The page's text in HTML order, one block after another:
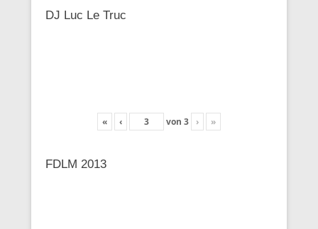
DJ Luc Le Truc
« ‹ von 3 › »
FDLM 2013